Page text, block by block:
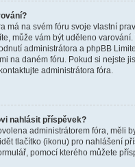
má na svém fóru svoje vlastní
může vám být uděleno
administrátora a phpBB
na daném fóru. Pokud si nejste
administrátora fóra.
nahlásit příspěvek?
administrátorem fóra, měli
tlačítko (ikonu) pro nahlášení
pomocí kterého můžete